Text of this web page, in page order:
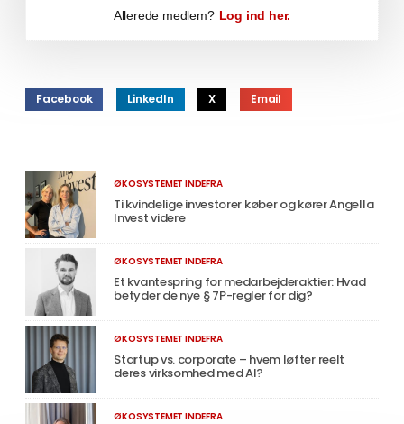
Allerede medlem? Log ind her.
Facebook LinkedIn X Email
ØKOSYSTEMET INDEFRA
Ti kvindelige investorer køber og kører Angella
Invest videre
ØKOSYSTEMET INDEFRA
Et kvantespring for medarbejderaktier: Hvad
betyder de nye § 7P-regler for dig?
ØKOSYSTEMET INDEFRA
Startup vs. corporate – hvem løfter reelt
deres virksomhed med AI?
ØKOSYSTEMET INDEFRA